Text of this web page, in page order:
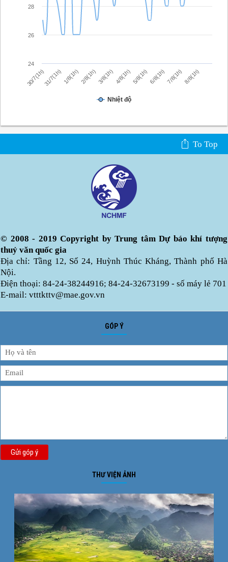
Nhiệt độ
30/7(1h)31/7(1h)1/8(1h)2/8(1h)3/8(1h)4/8(1h)5/8(1h)6/8(1h)7/8(1h)8/8(1h)
24
26
28
To Top
© 2008 - 2019 Copyright by Trung tâm Dự báo khí tượng
thuỷ văn quốc gia
Địa chỉ: Tầng 12, Số 24, Huỳnh Thúc Kháng, Thành phố Hà
Nội.
Điện thoại: 84-24-38244916; 84-24-32673199 - số máy lẻ 701
E-mail: vtttkttv@mae.gov.vn
GÓP Ý
Gửi góp ý
THƯ VIỆN ẢNH